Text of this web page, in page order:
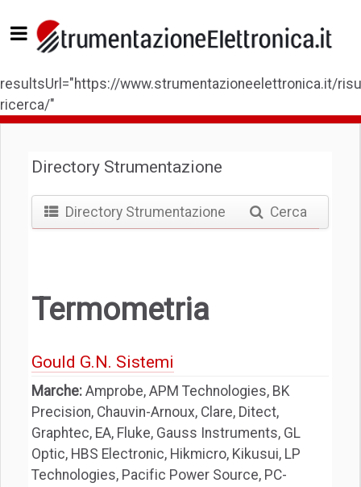
resultsUrl="https://www.strumentazioneelettronica.it/
ricerca/"
Directory Strumentazione
Directory Strumentazione Cerca
Termometria
Gould G.N. Sistemi
Marche: Amprobe, APM Technologies, BK
Precision, Chauvin-Arnoux, Clare, Ditect,
Graphtec, EA, Fluke, Gauss Instruments, GL
Optic, HBS Electronic, Hikmicro, Kikusui, LP
Technologies, Pacific Power Source, PC-